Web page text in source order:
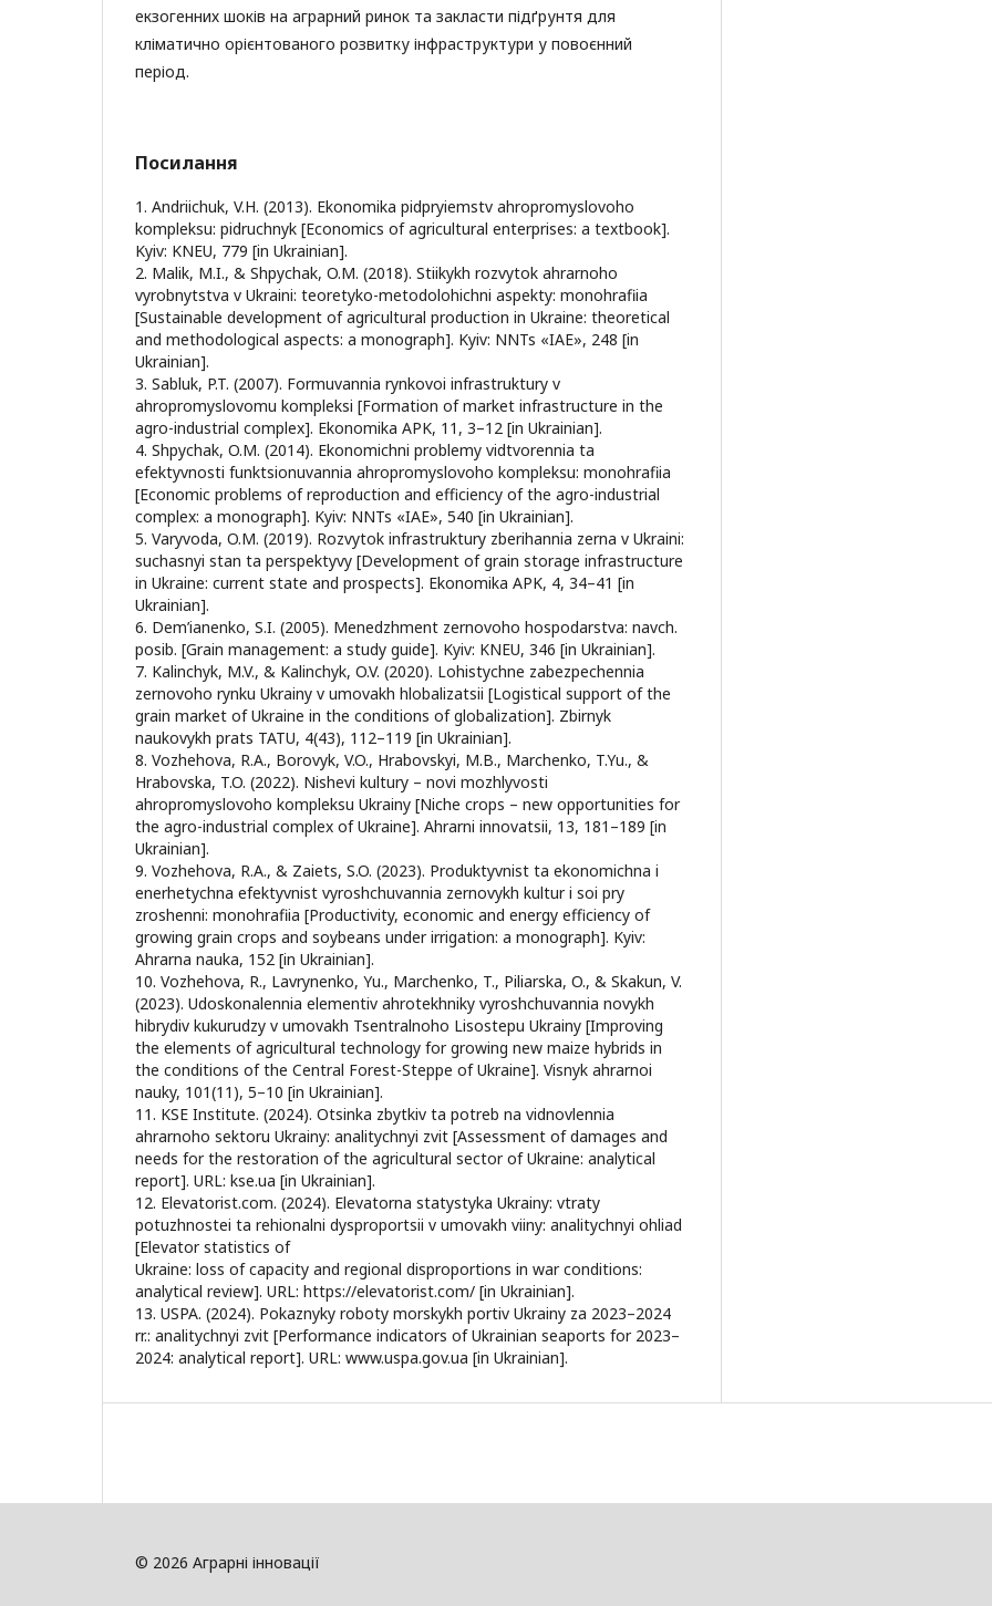
екзогенних шоків на аграрний ринок та закласти підґрунтя для
кліматично орієнтованого розвитку інфраструктури у повоєнний
період.
Посилання
1. Andriichuk, V.H. (2013). Ekonomika pidpryiemstv ahropromyslovoho
kompleksu: pidruchnyk [Economics of agricultural enterprises: a textbook].
Kyiv: KNEU, 779 [in Ukrainian].
2. Malik, M.I., & Shpychak, O.M. (2018). Stiikykh rozvytok ahrarnoho
vyrobnytstva v Ukraini: teoretyko-metodolohichni aspekty: monohrafiia
[Sustainable development of agricultural production in Ukraine: theoretical
and methodological aspects: a monograph]. Kyiv: NNTs «IAE», 248 [in
Ukrainian].
3. Sabluk, P.T. (2007). Formuvannia rynkovoi infrastruktury v
ahropromyslovomu kompleksi [Formation of market infrastructure in the
agro-industrial complex]. Ekonomika APK, 11, 3–12 [in Ukrainian].
4. Shpychak, O.M. (2014). Ekonomichni problemy vidtvorennia ta
efektyvnosti funktsionuvannia ahropromyslovoho kompleksu: monohrafiia
[Economic problems of reproduction and efficiency of the agro-industrial
complex: a monograph]. Kyiv: NNTs «IAE», 540 [in Ukrainian].
5. Varyvoda, O.M. (2019). Rozvytok infrastruktury zberihannia zerna v Ukraini:
suchasnyi stan ta perspektyvy [Development of grain storage infrastructure
in Ukraine: current state and prospects]. Ekonomika APK, 4, 34–41 [in
Ukrainian].
6. Dem’ianenko, S.I. (2005). Menedzhment zernovoho hospodarstva: navch.
posib. [Grain management: a study guide]. Kyiv: KNEU, 346 [in Ukrainian].
7. Kalinchyk, M.V., & Kalinchyk, O.V. (2020). Lohistychne zabezpechennia
zernovoho rynku Ukrainy v umovakh hlobalizatsii [Logistical support of the
grain market of Ukraine in the conditions of globalization]. Zbirnyk
naukovykh prats TATU, 4(43), 112–119 [in Ukrainian].
8. Vozhehova, R.A., Borovyk, V.O., Hrabovskyi, M.B., Marchenko, T.Yu., &
Hrabovska, T.O. (2022). Nishevi kultury – novi mozhlyvosti
ahropromyslovoho kompleksu Ukrainy [Niche crops – new opportunities for
the agro-industrial complex of Ukraine]. Ahrarni innovatsii, 13, 181–189 [in
Ukrainian].
9. Vozhehova, R.A., & Zaiets, S.O. (2023). Produktyvnist ta ekonomichna i
enerhetychna efektyvnist vyroshchuvannia zernovykh kultur i soi pry
zroshenni: monohrafiia [Productivity, economic and energy efficiency of
growing grain crops and soybeans under irrigation: a monograph]. Kyiv:
Ahrarna nauka, 152 [in Ukrainian].
10. Vozhehova, R., Lavrynenko, Yu., Marchenko, T., Piliarska, O., & Skakun, V.
(2023). Udoskonalennia elementiv ahrotekhniky vyroshchuvannia novykh
hibrydiv kukurudzy v umovakh Tsentralnoho Lisostepu Ukrainy [Improving
the elements of agricultural technology for growing new maize hybrids in
the conditions of the Central Forest-Steppe of Ukraine]. Visnyk ahrarnoi
nauky, 101(11), 5–10 [in Ukrainian].
11. KSE Institute. (2024). Otsinka zbytkiv ta potreb na vidnovlennia
ahrarnoho sektoru Ukrainy: analitychnyi zvit [Assessment of damages and
needs for the restoration of the agricultural sector of Ukraine: analytical
report]. URL: kse.ua [in Ukrainian].
12. Elevatorist.com. (2024). Elevatorna statystyka Ukrainy: vtraty
potuzhnostei ta rehionalni dysproportsii v umovakh viiny: analitychnyi ohliad
[Elevator statistics of
Ukraine: loss of capacity and regional disproportions in war conditions:
analytical review]. URL: https://elevatorist.com/ [in Ukrainian].
13. USPA. (2024). Pokaznyky roboty morskykh portiv Ukrainy za 2023–2024
rr.: analitychnyi zvit [Performance indicators of Ukrainian seaports for 2023–
2024: analytical report]. URL: www.uspa.gov.ua [in Ukrainian].
© 2026 Аграрні інновації